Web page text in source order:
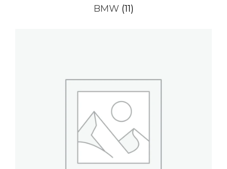
BMW (11)